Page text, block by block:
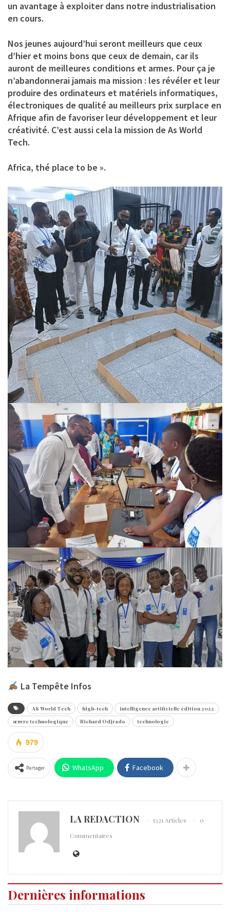
un avantage à exploiter dans notre industrialisation
en cours.
Nos jeunes aujourd’hui seront meilleurs que ceux
d’hier et moins bons que ceux de demain, car ils
auront de meilleures conditions et armes. Pour ça je
n’abandonnerai jamais ma mission : les révéler et leur
produire des ordinateurs et matériels informatiques,
électroniques de qualité au meilleurs prix surplace en
Afrique afin de favoriser leur développement et leur
créativité. C’est aussi cela la mission de As World
Tech.
Africa, thé place to be ».
La Tempête Infos
AS World Tech high-tech
intelligence artificielle édition 2022
œuvre technologique
Richard Odjrado technologie
979
Partager WhatsApp Facebook
LA REDACTION 5321 Articles
0
Commentaires
Dernières informations